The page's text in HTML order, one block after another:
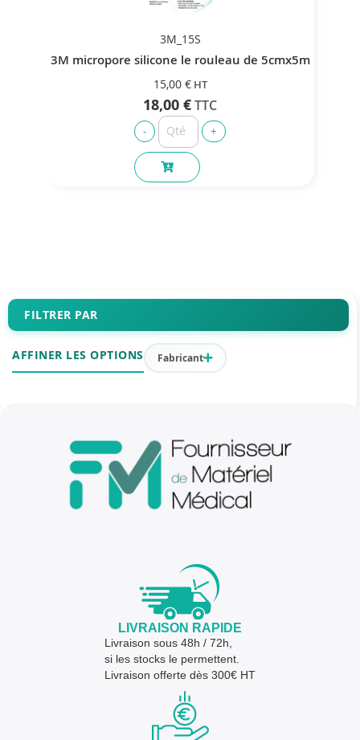
3M_15S
3M micropore silicone le rouleau de 5cmx5m
15,00 €
18,00 €
FILTRER PAR
AFFINER LES OPTIONS Fabricant
LIVRAISON RAPIDE
Livraison sous 48h / 72h,
si les stocks le permettent.
Livraison offerte dès 300€ HT